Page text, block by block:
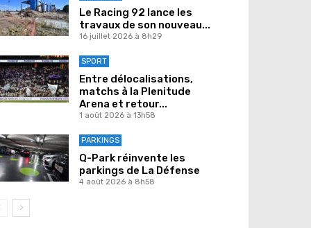
Le Racing 92 lance les
travaux de son nouveau...
16 juillet 2026 à 8h29
SPORT
Entre délocalisations,
matchs à la Plenitude
Arena et retour...
1 août 2026 à 13h58
PARKINGS
Q-Park réinvente les
parkings de La Défense
4 août 2026 à 8h58